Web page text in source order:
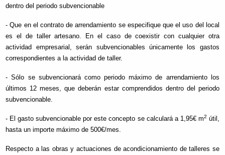
dentro del periodo subvencionable
- Que en el contrato de arrendamiento se especifique que el uso del local
es el de taller artesano. En el caso de coexistir con cualquier otra
actividad empresarial, serán subvencionables únicamente los gastos
correspondientes a la actividad de taller.
- Sólo se subvencionará como periodo máximo de arrendamiento los
últimos 12 meses, que deberán estar comprendidos dentro del periodo
subvencionable.
- El gasto subvencionable por este concepto se calculará a 1,95€ m2 útil,
hasta un importe máximo de 500€/mes.
Respecto a las obras y actuaciones de acondicionamiento de talleres se